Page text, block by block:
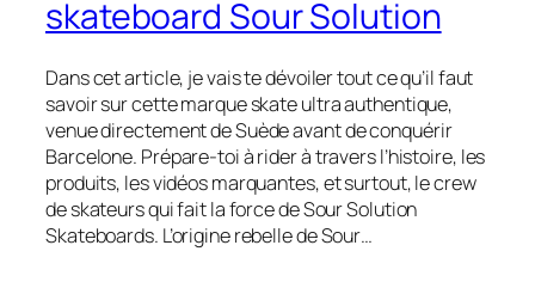
skateboard Sour Solution
Dans cet article, je vais te dévoiler tout ce qu’il faut
savoir sur cette marque skate ultra authentique,
venue directement de Suède avant de conquérir
Barcelone. Prépare-toi à rider à travers l’histoire, les
produits, les vidéos marquantes, et surtout, le crew
de skateurs qui fait la force de Sour Solution
Skateboards. L’origine rebelle de Sour…